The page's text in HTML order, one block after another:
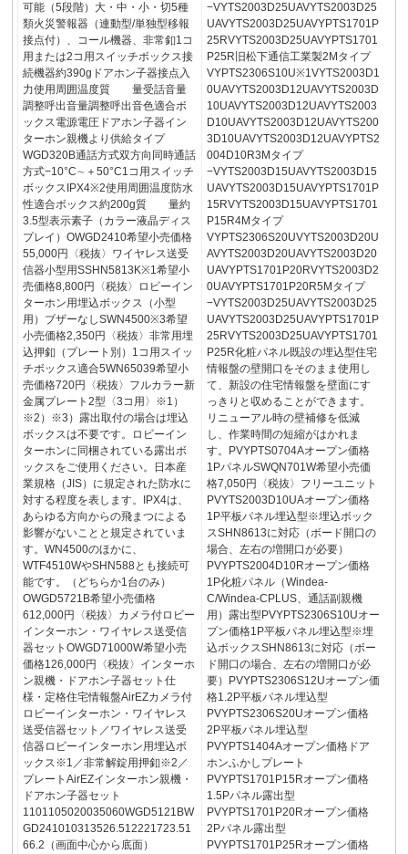
可能（5段階）大・中・小・切5種
類火災警報器（連動型/単独型移報
接点付）、コール機器、非常釦1コ
用または2コ用スイッチボックス接
続機器約390gドアホン子器接点入
力使用周囲温度質 量受話音量
調整呼出音量調整呼出音色適合ボ
ックス電源電圧ドアホン子器イン
ターホン親機より供給タイプ
WGD320B通話方式双方向同時通話
方式−10°C∼＋50°C1コ用スイッチ
ボックスIPX4※2使用周囲温度防水
性適合ボックス約200g質 量約
3.5型表示素子（カラー液晶ディス
プレイ）OWGD2410希望小売価格
55,000円〈税抜〉ワイヤレス送受
信器小型用SSHN5813K※1希望小
売価格8,800円〈税抜〉ロビーイン
ターホン用埋込ボックス（小型
用）ブザーなしSWN4500※3希望
小売価格2,350円〈税抜〉非常用埋
込押釦（プレート別）1コ用スイッ
チボックス適合5WN65039希望小
売価格720円〈税抜〉フルカラー新
金属プレート2型〈3コ用〉※1）
※2）※3）露出取付の場合は埋込
ボックスは不要です。ロビーイン
ターホンに同梱されている露出ボ
ックスをご使用ください。日本産
業規格（JIS）に規定された防水に
対する程度を表します。IPX4は、
あらゆる方向からの飛まつによる
影響がないことと規定されていま
す。WN4500のほかに、
WTF4510WやSHN588とも接続可
能です。（どちらか1台のみ）
OWGD5721B希望小売価格
612,000円〈税抜〉カメラ付ロビー
インターホン・ワイヤレス送受信
器セットOWGD71000W希望小売
価格126,000円〈税抜〉インターホ
ン親機・ドアホン子器セット仕
様・定格住宅情報盤AirEZカメラ付
ロビーインターホン・ワイヤレス
送受信器セット／ワイヤレス送受
信器ロビーインターホン用埋込ボ
ックス※1／非常解錠用押釦※2／
プレートAirEZインターホン親機・
ドアホン子器セット
1101105020035060WGD5121BW
GD241010313526.512221723.51
66.2（画面中心から底面）
−VYTS2003D25UAVYTS2003D25
UAVYTS2003D25UAVYPTS1701P
25RVYTS2003D25UAVYPTS1701
P25R旧松下通信工業製2Mタイプ
VYPTS2306S10U※1VYTS2003D1
0UAVYTS2003D12UAVYTS2003D
10UAVYTS2003D12UAVYTS2003
D10UAVYTS2003D12UAVYTS200
3D10UAVYTS2003D12UAVYPTS2
004D10R3Mタイプ
−VYTS2003D15UAVYTS2003D15
UAVYTS2003D15UAVYPTS1701P
15RVYTS2003D15UAVYPTS1701
P15R4Mタイプ
VYPTS2306S20UVYTS2003D20U
AVYTS2003D20UAVYTS2003D20
UAVYPTS1701P20RVYTS2003D2
0UAVYPTS1701P20R5Mタイプ
−VYTS2003D25UAVYTS2003D25
UAVYTS2003D25UAVYPTS1701P
25RVYTS2003D25UAVYPTS1701
P25R化粧パネル既設の埋込型住宅
情報盤の壁開口をそのまま使用し
て、新設の住宅情報盤を壁面にす
っきりと収めることができます。
リニューアル時の壁補修を低減
し、作業時間の短縮がはかれま
す。PVYPTS0704Aオープン価格
1PパネルSWQN701W希望小売価
格7,050円〈税抜〉フリーユニット
PVYTS2003D10UAオープン価格
1P平板パネル埋込型※埋込ボック
スSHN8613に対応（ボード開口の
場合、左右の増開口が必要）
PVYPTS2004D10Rオープン価格
1P化粧パネル（Windea-
C/Windea-CPLUS、通話副親機
用）露出型PVYPTS2306S10Uオー
プン価格1P平板パネル埋込型※埋
込ボックスSHN8613に対応（ボー
ド開口の場合、左右の増開口が必
要）PVYPTS2306S12Uオープン価
格1.2P平板パネル埋込型
PVYPTS2306S20Uオープン価格
2P平板パネル埋込型
PVYPTS1404Aオープン価格ドア
ホンふかしプレート
PVYPTS1701P15Rオープン価格
1.5Pパネル露出型
PVYPTS1701P20Rオープン価格
2Pパネル露出型
PVYPTS1701P25Rオープン価格